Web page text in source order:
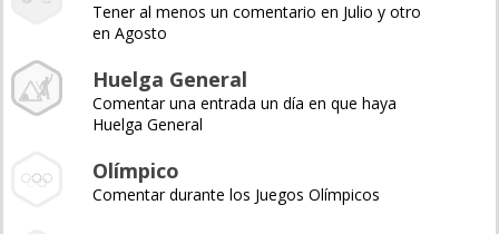
Tener al menos un comentario en Julio y otro
en Agosto
Huelga General
Comentar una entrada un día en que haya
Huelga General
Olímpico
Comentar durante los Juegos Olímpicos